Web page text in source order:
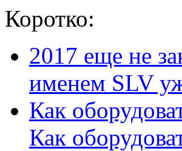
Коротко:
2017 еще не
именем SLV
Как
Как